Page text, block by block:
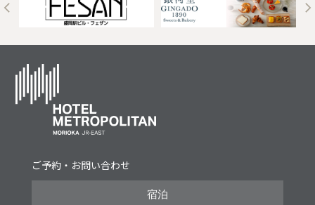
ご予約・お問い合わせ
宿泊